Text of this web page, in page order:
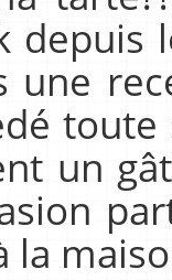
une
toute
un
la